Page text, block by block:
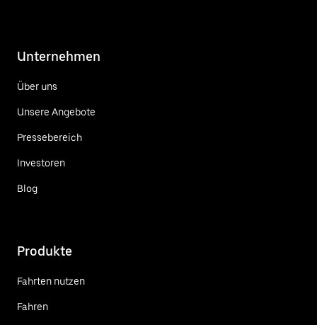
Unternehmen
Über uns
Unsere Angebote
Pressebereich
Investoren
Blog
Produkte
Fahrten nutzen
Fahren